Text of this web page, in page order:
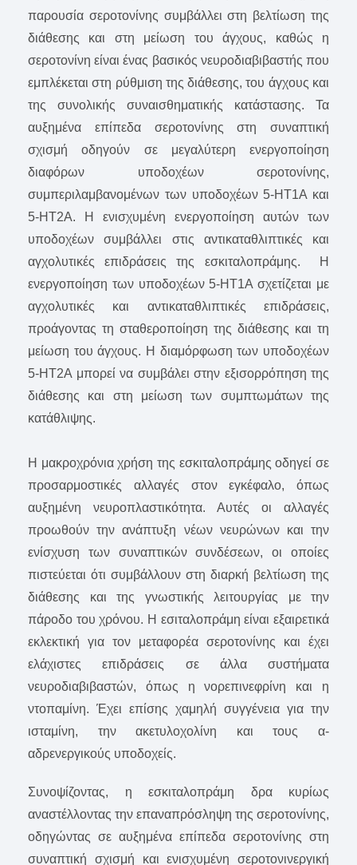
παρουσία σεροτονίνης συμβάλλει στη βελτίωση της
διάθεσης και στη μείωση του άγχους, καθώς η
σεροτονίνη είναι ένας βασικός νευροδιαβιβαστής που
εμπλέκεται στη ρύθμιση της διάθεσης, του άγχους και
της συνολικής συναισθηματικής κατάστασης. Τα
αυξημένα επίπεδα σεροτονίνης στη συναπτική
σχισμή οδηγούν σε μεγαλύτερη ενεργοποίηση
διαφόρων υποδοχέων σεροτονίνης,
συμπεριλαμβανομένων των υποδοχέων 5-HT1A και
5-HT2A. Η ενισχυμένη ενεργοποίηση αυτών των
υποδοχέων συμβάλλει στις αντικαταθλιπτικές και
αγχολυτικές επιδράσεις της εσκιταλοπράμης. Η
ενεργοποίηση των υποδοχέων 5-HT1A σχετίζεται με
αγχολυτικές και αντικαταθλιπτικές επιδράσεις,
προάγοντας τη σταθεροποίηση της διάθεσης και τη
μείωση του άγχους. Η διαμόρφωση των υποδοχέων
5-HT2A μπορεί να συμβάλει στην εξισορρόπηση της
διάθεσης και στη μείωση των συμπτωμάτων της
κατάθλιψης.
Η μακροχρόνια χρήση της εσκιταλοπράμης οδηγεί σε
προσαρμοστικές αλλαγές στον εγκέφαλο, όπως
αυξημένη νευροπλαστικότητα. Αυτές οι αλλαγές
προωθούν την ανάπτυξη νέων νευρώνων και την
ενίσχυση των συναπτικών συνδέσεων, οι οποίες
πιστεύεται ότι συμβάλλουν στη διαρκή βελτίωση της
διάθεσης και της γνωστικής λειτουργίας με την
πάροδο του χρόνου. Η εσιταλοπράμη είναι εξαιρετικά
εκλεκτική για τον μεταφορέα σεροτονίνης και έχει
ελάχιστες επιδράσεις σε άλλα συστήματα
νευροδιαβιβαστών, όπως η νορεπινεφρίνη και η
ντοπαμίνη. Έχει επίσης χαμηλή συγγένεια για την
ισταμίνη, την ακετυλοχολίνη και τους α-
αδρενεργικούς υποδοχείς.
Συνοψίζοντας, η εσκιταλοπράμη δρα κυρίως
αναστέλλοντας την επαναπρόσληψη της σεροτονίνης,
οδηγώντας σε αυξημένα επίπεδα σεροτονίνης στη
συναπτική σχισμή και ενισχυμένη σεροτονινεργική